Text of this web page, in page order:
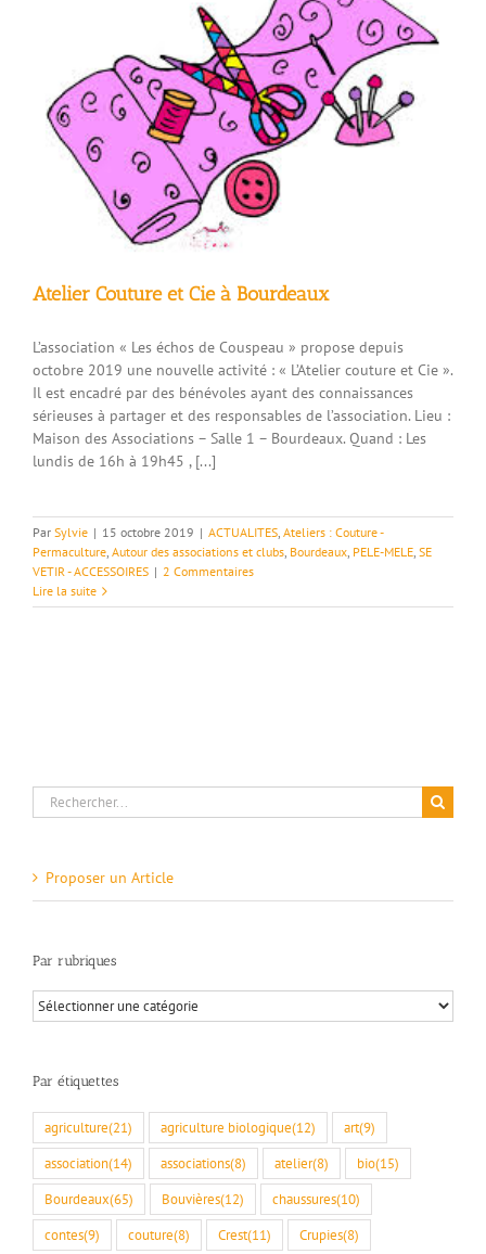
Atelier Couture et Cie à Bourdeaux
L’association « Les échos de Couspeau » propose depuis
octobre 2019 une nouvelle activité : « L’Atelier couture et Cie ».
Il est encadré par des bénévoles ayant des connaissances
sérieuses à partager et des responsables de l’association. Lieu :
Maison des Associations – Salle 1 – Bourdeaux. Quand : Les
lundis de 16h à 19h45 , [...]
Par Sylvie | 15 octobre 2019 | ACTUALITES, Ateliers : Couture -
Permaculture, Autour des associations et clubs, Bourdeaux, PELE-MELE, SE
VETIR - ACCESSOIRES | 2 Commentaires
Lire la suite
Rechercher:
Proposer un Article
Par rubriques
Par
rubriques
Par étiquettes
agriculture(21) agriculture biologique(12) art(9)
association(14) associations(8) atelier(8) bio(15)
Bourdeaux(65) Bouvières(12) chaussures(10)
contes(9) couture(8) Crest(11) Crupies(8)